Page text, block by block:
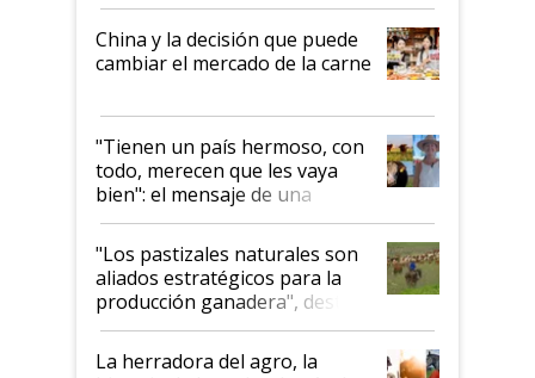
China y la decisión que puede
cambiar el mercado de la carne
"Tienen un país hermoso, con
todo, merecen que les vaya
bien": el mensaje de una
ganadera uruguaya sobre las
oportunidades que se abren
para el agro en Argentina, con
foco en la carne
"Los pastizales naturales son
aliados estratégicos para la
producción ganadera", destaca
la iniciativa que ya reúne a 46
establecimientos en Argentina
La herradora del agro, la